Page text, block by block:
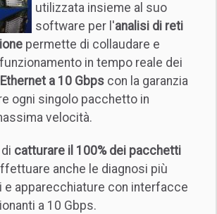
utilizzata insieme al suo
software per l'analisi di reti
permette di collaudare e
in tempo reale dei
Ethernet a 10 Gbps con la garanzia
ogni singolo pacchetto in
velocità.
catturare il 100% dei pacchetti
anche le diagnosi più
apparecchiature con interfacce
a 10 Gbps.